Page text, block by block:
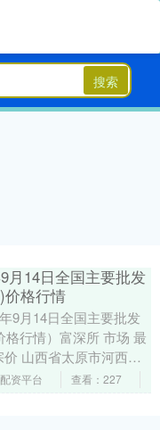
搜索
月14日全国主要批发
价格行情
9月14日全国主要批发
格行情）富深所 市场 最
山西省太原市河西农
10.00....
资平台 查看：227